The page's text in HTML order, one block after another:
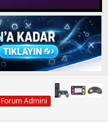
Forum Admini